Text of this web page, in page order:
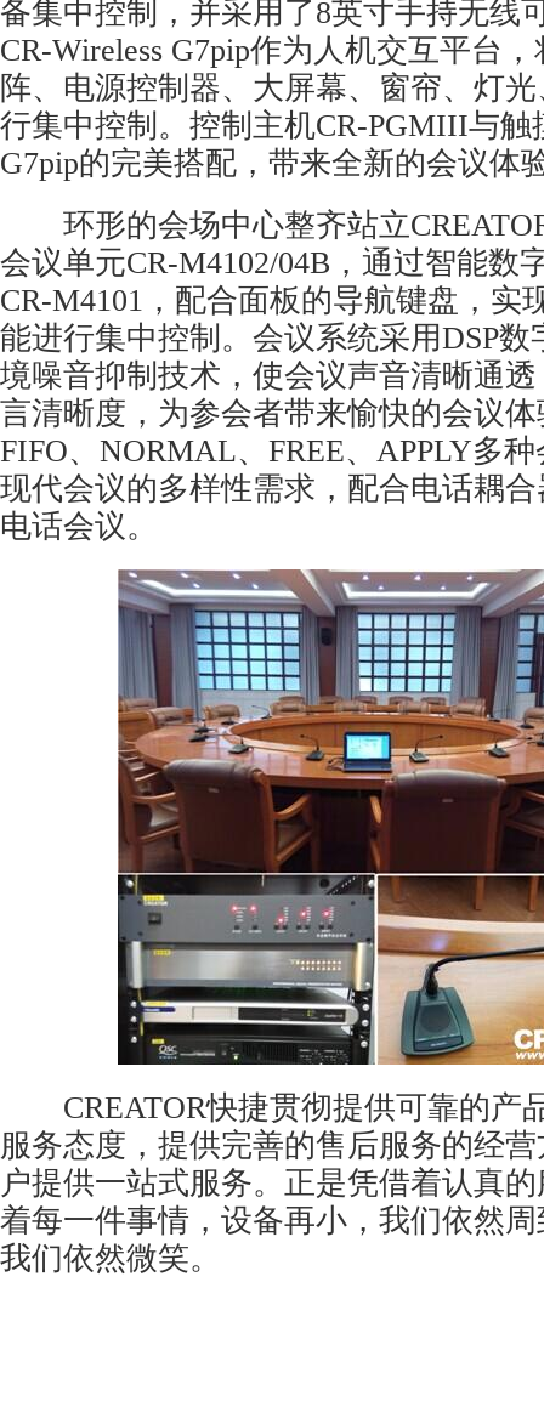
备集中控制，并采用了8英寸手持无线
CR-Wireless G7pip作为人机交互平台
阵、电源控制器、大屏幕、窗帘、灯
行集中控制。控制主机CR-PGMIII与触
G7pip的完美搭配，带来全新的会议体
环形的会场中心整齐站立
会议单元CR-M4102/04B，通过智能数
CR-M4101，配合面板的导航键盘，实
能进行集中控制。会议系统采用DSP
境噪音抑制技术，使会议声音清晰通
言清晰度，为参会者带来愉快的会议
FIFO、NORMAL、FREE、APPLY多
现代会议的多样性需求，配合电话耦
电话会议。
CREATOR快捷贯彻提供可靠的产
服务态度，提供完善的售后服务的经
户提供一站式服务。正是凭借着认真
着每一件事情，设备再小，我们依然
我们依然微笑。